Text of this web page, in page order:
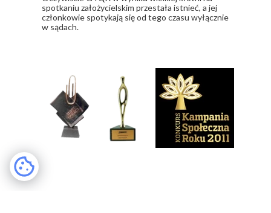
Grupa Twórcza Qlub Xsiążkowy
Grupę tworzyło kilka przypadkowo dobranych,
sfrustrowanych indywiduów, które zapragnęły
źle z powodu wielowektorowej, odwzajemnionej
nienawiści. Oraz bezinteresownej zawiści.
​Oczywiście GTQX w wyniku wielkiej kłótni na
spotkaniu założycielskim przestała istnieć, a jej
członkowie spotykają się od tego czasu wyłącznie
w sądach.